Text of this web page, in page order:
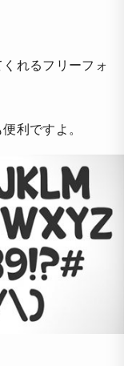
れるフリーフォ
利ですよ。